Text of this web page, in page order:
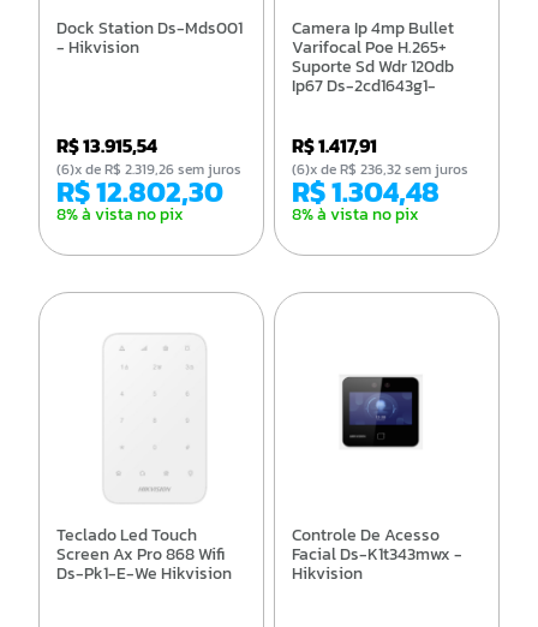
Dock Station Ds-Mds001
- Hikvision
R$ 13.915,54
R$ 12.802,30
8% à vista no pix
(6)x de R$ 2.319,26 sem juros
Camera Ip 4mp Bullet
Varifocal Poe H.265+
Suporte Sd Wdr 120db
Ip67 Ds-2cd1643g1-
R$ 1.417,91
R$ 1.304,48
8% à vista no pix
(6)x de R$ 236,32 sem juros
Teclado Led Touch
Screen Ax Pro 868 Wifi
Ds-Pk1-E-We Hikvision
Controle De Acesso
Facial Ds-K1t343mwx -
Hikvision